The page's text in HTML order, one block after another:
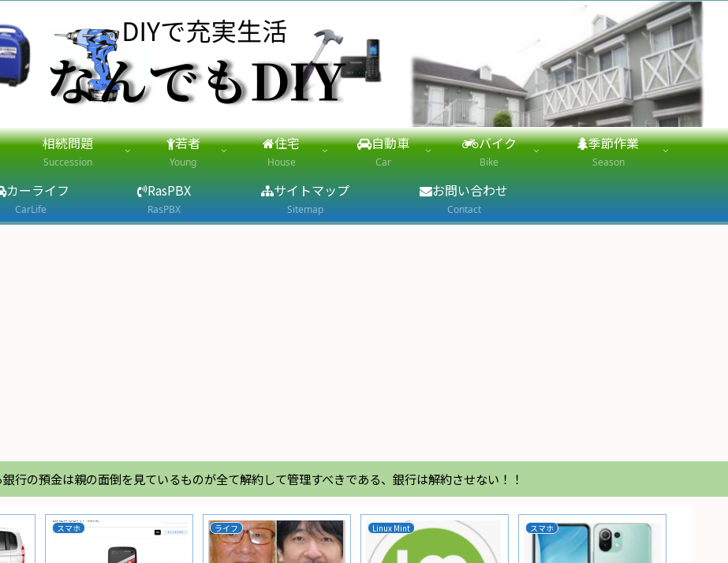
相続問題
Succession
若者
Young
住宅
House
自動車
Car
バイク
Bike
季節作業
Season
カーライフ
CarLife
RasPBX
RasPBX
サイトマップ
Sitemap
お問い合わせ
Contact
行の預金は親の面倒を見ているものが全て解約して管理すべきである、銀行は解約させない！！
スマホ ライフ Linux Mint スマホ